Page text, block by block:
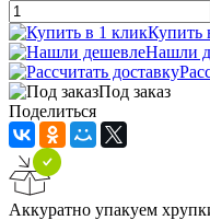
Купить
Нашли
Под заказ
Поделиться
Аккуратно упакуем